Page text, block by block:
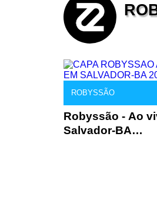
ROBYSSÃO
Robyssão - Ao
Salvador-BA